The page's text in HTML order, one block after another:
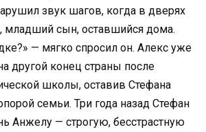
звук шагов, когда в дверях
младший сын, оставшийся дома.
— мягко спросил он. Алекс уже
другой конец страны после
школы, оставив Стефана
семьи. Три года назад Стефан
Анжелу — строгую, бесстрастную